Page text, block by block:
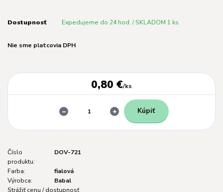
Dostupnosť Expedujeme do 24 hod. / SKLADOM 1 ks
Nie sme platcovia DPH
0,80 €/ks
Kúpiť
Číslo
produktu:
DOV-721
Farba:
fialová
Výrobca:
Babal
Strážiť cenu / dostupnosť